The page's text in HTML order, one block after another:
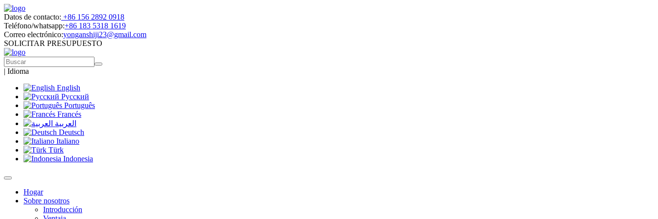
Datos de contacto: +86 156 2892 0918
Teléfono/whatsapp:+86 183 5318 1619
Correo electrónico:yonganshiji23@gmail.com
SOLICITAR PRESUPUESTO
| Idioma
English
Русский
Português
Francés
العربية
Deutsch
Italiano
Türk
Indonesia
Hogar
Sobre nosotros
Introducción